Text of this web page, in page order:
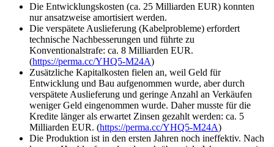
Die Entwicklungskosten (ca. 25 Milliarden EUR) konnten
nur ansatzweise amortisiert werden.
Die verspätete Auslieferung (Kabelprobleme) erfordert
technische Nachbesserungen und führte zu
Konventionalstrafe: ca. 8 Milliarden EUR.
(https://perma.cc/YHQ5-M24A)
Zusätzliche Kapitalkosten fielen an, weil Geld für
Entwicklung und Bau aufgenommen wurde, aber durch
verspätete Auslieferung und geringe Anzahl an Verkäufen
weniger Geld eingenommen wurde. Daher musste für die
Kredite länger als erwartet Zinsen gezahlt werden: ca. 5
Milliarden EUR. (https://perma.cc/YHQ5-M24A)
Die Produktion ist in den ersten Jahren noch ineffektiv. Nach